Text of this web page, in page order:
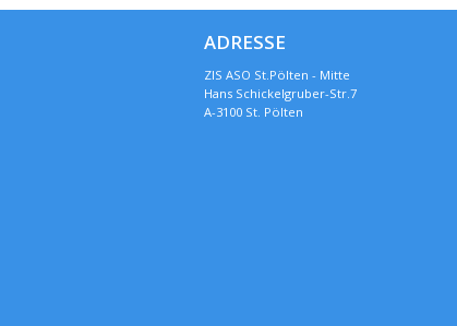
ADRESSE
ZIS ASO St.Pölten - Mitte
Hans Schickelgruber-Str.7
A-3100 St. Pölten